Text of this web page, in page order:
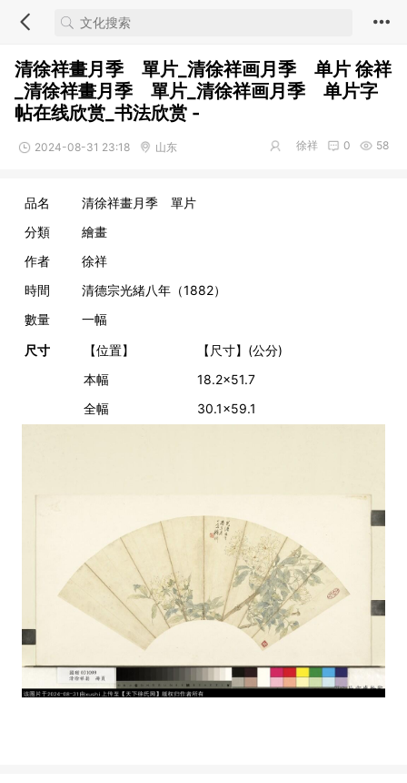
清徐祥畫月季 單片_清徐祥画月季 单片 徐祥
_清徐祥畫月季 單片_清徐祥画月季 单片字
帖在线欣赏_书法欣赏 -
2024-08-31 23:18 山东 58
0
徐祥
品名
清徐祥畫月季 單片
分類
繪畫
作者
徐祥
時間
清德宗光緒八年（1882）
數量
一幅
尺寸
【位置】
【尺寸】(公分)
本幅
18.2x51.7
全幅
30.1x59.1